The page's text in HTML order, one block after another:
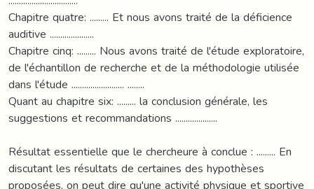
Chapitre quatre: ......... Et nous avons traité de la déficience
auditive .....................
Chapitre cinq: ......... Nous avons traité de l'étude exploratoire,
de l'échantillon de recherche et de la méthodologie utilisée
dans l'étude ......................... ........
Quant au chapitre six: ......... la conclusion générale, les
suggestions et recommandations ....................
Résultat essentielle que le chercheure à conclue : ......... En
discutant les résultats de certaines des hypothèses